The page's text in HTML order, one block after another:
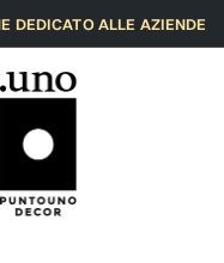
DEDICATO ALLE AZIENDE